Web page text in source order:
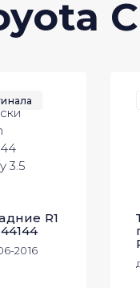
R1
2016